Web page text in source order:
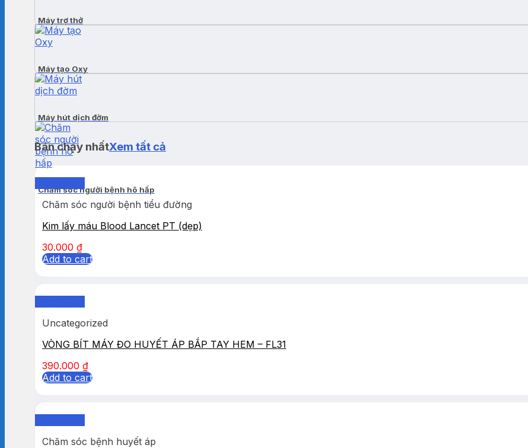
Máy trợ thở
Máy tạo Oxy
Máy hút dịch đờm
Chăm sóc người bệnh hô hấp
Bán chạy nhấtXem tất cả
Chăm sóc người bệnh tiểu đường
Kim lấy máu Blood Lancet PT (dẹp)
30.000 ₫
Add to cart
Uncategorized
VÒNG BÍT MÁY ĐO HUYẾT ÁP BẮP TAY HEM – FL31
390.000 ₫
Add to cart
Chăm sóc bệnh huyết áp